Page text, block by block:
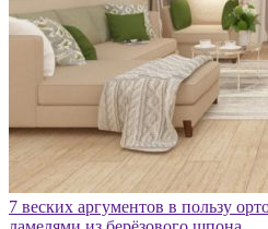
7 веских аргументов в пользу